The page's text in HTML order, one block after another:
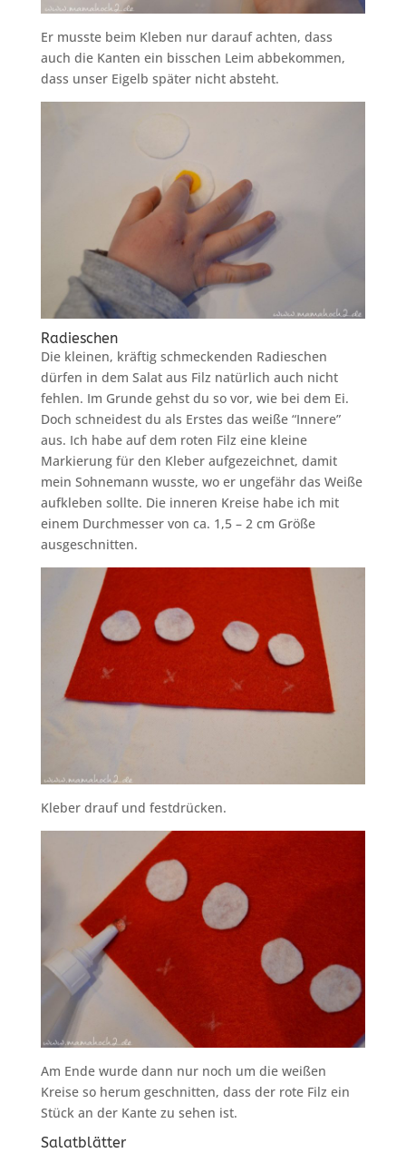
Er musste beim Kleben nur darauf achten, dass
auch die Kanten ein bisschen Leim abbekommen,
dass unser Eigelb später nicht absteht.
Radieschen
Die kleinen, kräftig schmeckenden Radieschen
dürfen in dem Salat aus Filz natürlich auch nicht
fehlen. Im Grunde gehst du so vor, wie bei dem Ei.
Doch schneidest du als Erstes das weiße “Innere”
aus. Ich habe auf dem roten Filz eine kleine
Markierung für den Kleber aufgezeichnet, damit
mein Sohnemann wusste, wo er ungefähr das Weiße
aufkleben sollte. Die inneren Kreise habe ich mit
einem Durchmesser von ca. 1,5 – 2 cm Größe
ausgeschnitten.
Kleber drauf und festdrücken.
Am Ende wurde dann nur noch um die weißen
Kreise so herum geschnitten, dass der rote Filz ein
Stück an der Kante zu sehen ist.
Salatblätter